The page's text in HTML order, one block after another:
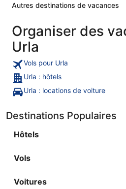
Autres destinations de vacances
Organiser des
Urla
Vols pour Urla
Urla : hôtels
Urla : locations de voiture
Destinations Populaires
Hôtels
Vols
Voitures